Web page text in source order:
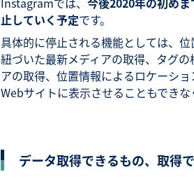
止していく予定です。
具体的に停止される機能としては、
紐づいた最新メディアの取得、タグ
アの取得、位置情報によるロケーシ
Webサイトに表示させることもできな
データ取得できるもの、取得